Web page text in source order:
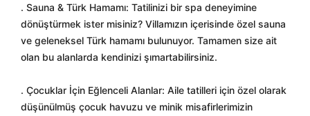
. Sauna & Türk Hamamı: Tatilinizi bir spa deneyimine
dönüştürmek ister misiniz? Villamızın içerisinde özel sauna
ve geleneksel Türk hamamı bulunuyor. Tamamen size ait
olan bu alanlarda kendinizi şımartabilirsiniz.
. Çocuklar İçin Eğlenceli Alanlar: Aile tatilleri için özel olarak
düşünülmüş çocuk havuzu ve minik misafirlerimizin